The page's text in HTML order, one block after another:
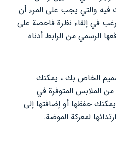
فيه والتي يجب على المرء أن
في إلقاء نظرة فاحصة على
الخاص بك ، يمكنك
الملابس المتوفرة في
حفظها أو إضافتها إلى
لمعركة الموضة.